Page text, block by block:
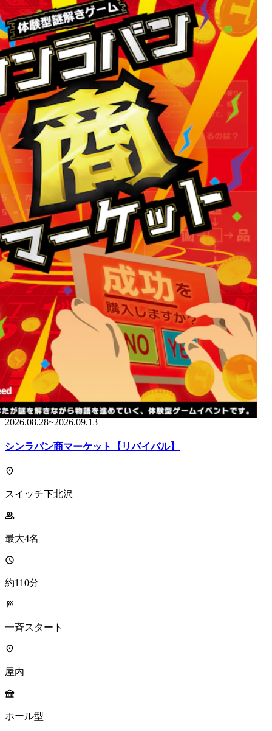
MORE INFO
チケット発売中
2026.08.28~2026.09.13
シンラバン商マーケット【リバイバル】
スイッチ下北沢
最大4名
約110分
一斉スタート
屋内
ホール型